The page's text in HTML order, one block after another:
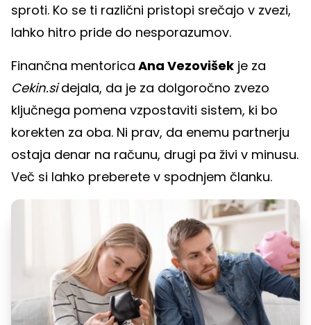
sproti. Ko se ti različni pristopi srečajo v zvezi,
lahko hitro pride do nesporazumov.
Finančna mentorica Ana Vezovišek je za
Cekin.sidejala, da je za dolgoročno zvezo
ključnega pomena vzpostaviti sistem, ki bo
korekten za oba. Ni prav, da enemu partnerju
ostaja denar na računu, drugi pa živi v minusu.
Več si lahko preberete v spodnjem članku.